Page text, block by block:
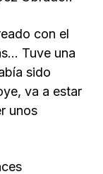
con el
Tuve una
sido
va a estar
unos